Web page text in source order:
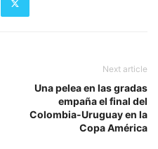
Next article
Una pelea en las gradas
empaña el final del
Colombia-Uruguay en la
Copa América